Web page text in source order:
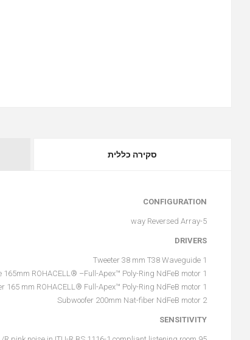
סקירה כללית
CONFIGURATION
5-way Reversed Array
DRIVERS
1 Tweeter 38 mm T38 Waveguide
1 Midrange 165mm ROHACELL® –Full-Apex™ Poly-Ring NdFeB motor
1 Woofer 165 mm ROHACELL® Full-Apex™ Poly-Ring NdFeB motor
2 Subwoofer 200mm Nat-fiber NdFeB motor
SENSITIVITY